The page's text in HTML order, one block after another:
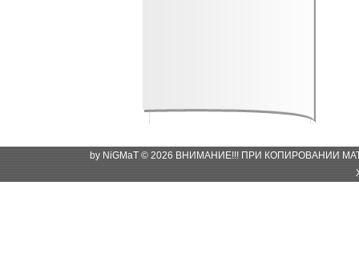
by NiGMaT © 2026 ВНИМАНИЕ!!! ПРИ КОПИРОВАНИИ